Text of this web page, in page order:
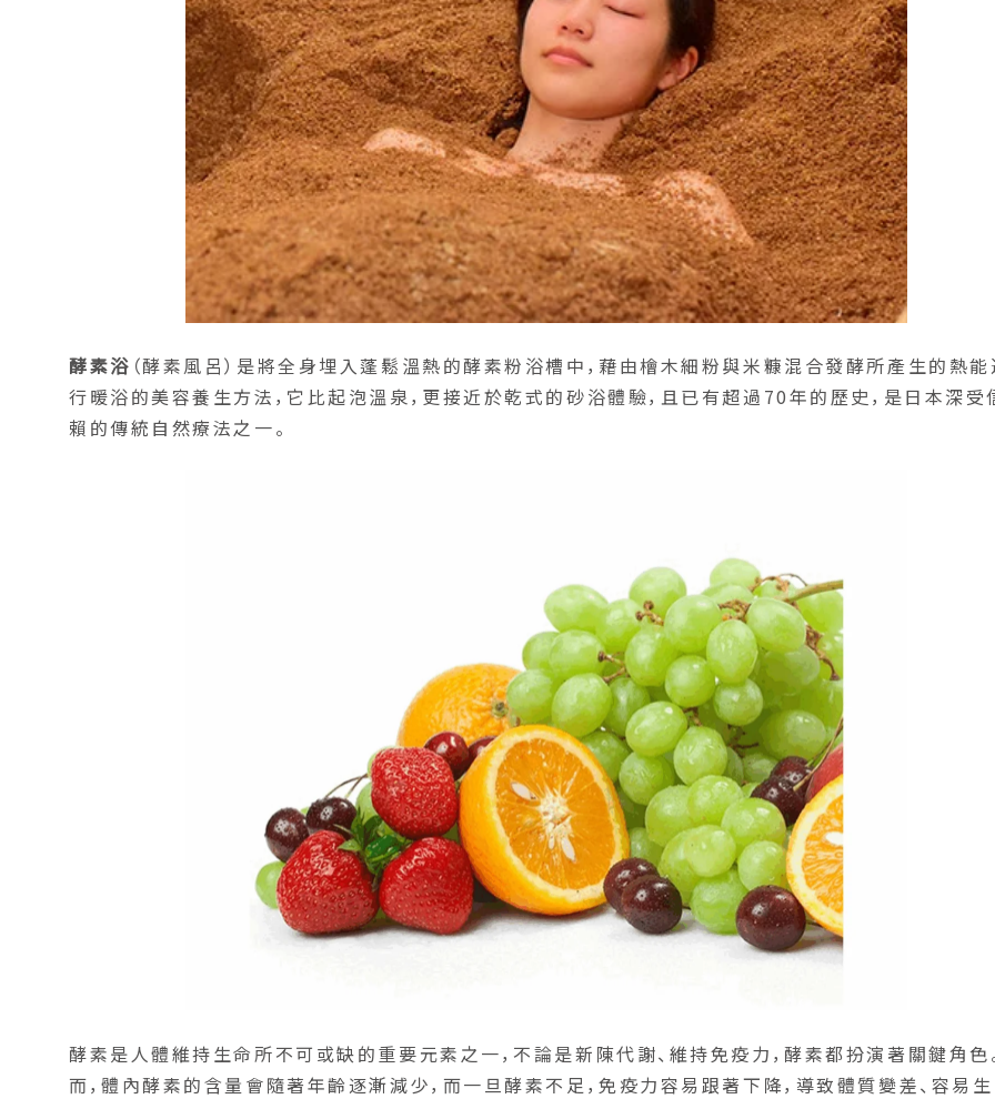
酵素浴 （酵素風呂）是將全身埋入蓬鬆溫熱的酵素粉浴槽中，藉由檜木細粉與米糠混合發酵所產生的熱
行暖浴的美容養生方法，它比起泡溫泉，更接近於乾式的砂浴體驗，且已有超過70年的歷史，是日本深受
賴的傳統自然療法之一。
酵素是人體維持生命所不可或缺的重要元素之一，不論是新陳代謝、維持免疫力，酵素都扮演著關鍵角色
而，體內酵素的含量會隨著年齡逐漸減少，而一旦酵素不足，免疫力容易跟著下降，導致體質變差、容易生